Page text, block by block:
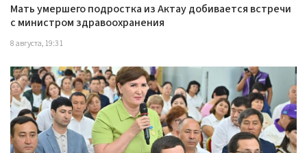
Мать умершего подростка из Актау добивается встречи
с министром здравоохранения
8 августа, 19:31